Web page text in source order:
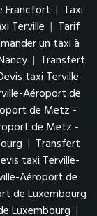
Francfort | Taxi
Terville | Tarif
un taxi à
| Transfert
taxi Terville-
Aéroport de
de Metz -
de Metz -
| Transfert
taxi Terville-
Aéroport de
de Luxembourg
Luxembourg |